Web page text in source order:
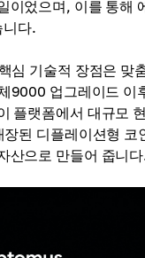
이었으며, 이를 통해
니다.
심 기술적 장점은 맞
9000 업그레이드 이
플랫폼에서 대규모
된 디플레이션형
산으로 만들어 줍니